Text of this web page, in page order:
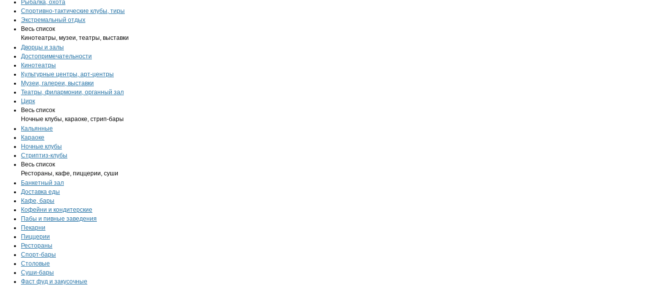
Рыбалка, охота
Спортивно-тактические клубы, тиры
Экстремальный отдых
Весь список
Кинотеатры, музеи, театры, выставки
Дворцы и залы
Достопримечательности
Кинотеатры
Культурные центры, арт-центры
Музеи, галереи, выставки
Театры, филармонии, органный зал
Цирк
Весь список
Ночные клубы, караоке, стрип-бары
Кальянные
Караоке
Ночные клубы
Стриптиз-клубы
Весь список
Рестораны, кафе, пиццерии, суши
Банкетный зал
Доставка еды
Кафе, бары
Кофейни и кондитерские
Пабы и пивные заведения
Пекарни
Пиццерии
Рестораны
Спорт-бары
Столовые
Суши-бары
Фаст фуд и закусочные